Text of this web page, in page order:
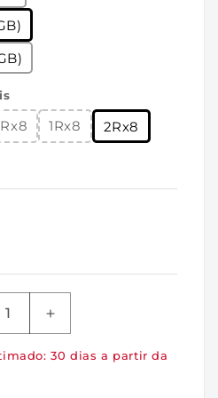
(tRCmin): 48ns
/ Tempo de comando
(tRASmin): 32ns
V-0
-55ºC a
1Rx8
2Rx8
Aumentar
a
quantidade
30 dias a partir da